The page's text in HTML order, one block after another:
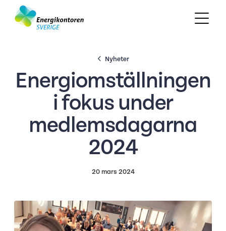
Nyheter
Energiomställningen
i fokus under
medlemsdagarna
2024
20 mars 2024